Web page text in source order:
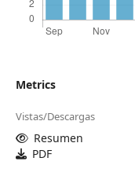
Metrics
Vistas/Descargas
Resumen
PDF